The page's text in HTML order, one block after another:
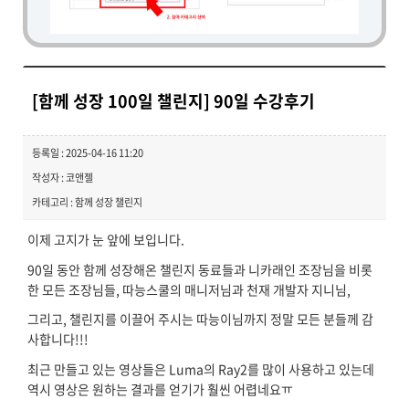
[함께 성장 100일 챌린지] 90일 수강후기
등록일 : 2025-04-16 11:20
작성자 : 코앤젤
카테고리 : 함께 성장 챌린지
이제 고지가 눈 앞에 보입니다.
90일 동안 함께 성장해온 챌린지 동료들과 니카래인 조장님을 비롯
한 모든 조장님들, 따능스쿨의 매니저님과 천재 개발자 지니님,
그리고, 챌린지를 이끌어 주시는 따능이님까지 정말 모든 분들께 감
사합니다!!!
최근 만들고 있는 영상들은 Luma의 Ray2를 많이 사용하고 있는데
역시 영상은 원하는 결과를 얻기가 훨씬 어렵네요ㅠ